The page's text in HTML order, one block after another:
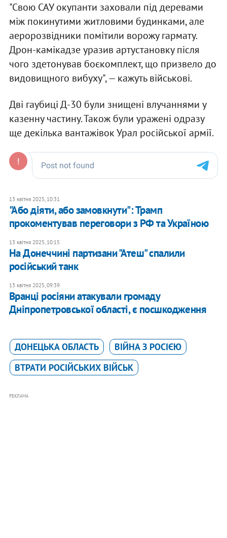
"Свою САУ окупанти заховали під деревами
між покинутими житловими будинками, але
аеророзвідники помітили ворожу гармату.
Дрон-камікадзе уразив артустановку після
чого здетонував боєкомплект, що призвело до
видовищного вибуху", — кажуть військові.
Дві гаубиці Д-30 були знищені влучаннями у
казенну частину. Також були уражені одразу
ще декілька вантажівок Урал російської армії.
13 квітня 2025, 10:31
"Або діяти, або замовкнути": Трамп
прокоментував переговори з РФ та Україною
13 квітня 2025, 10:15
На Донеччині партизани "Атеш" спалили
російський танк
13 квітня 2025, 09:39
Вранці росіяни атакували громаду
Дніпропетровської області, є посшкодження
ДОНЕЦЬКА ОБЛАСТЬ
ВІЙНА З РОСІЄЮ
ВТРАТИ РОСІЙСЬКИХ ВІЙСЬК
РЕКЛАМА